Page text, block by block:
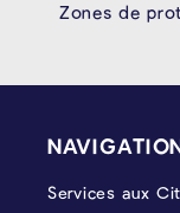
Zones de
Services aux